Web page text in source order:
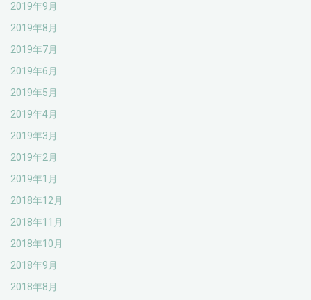
2019年9月
2019年8月
2019年7月
2019年6月
2019年5月
2019年4月
2019年3月
2019年2月
2019年1月
2018年12月
2018年11月
2018年10月
2018年9月
2018年8月